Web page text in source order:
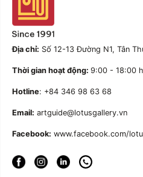
Địa chỉ: Số 12-13 Đường N1, Tân
Thời gian hoạt động: 9:00 - 18:00
Hotline: +84 346 98 63 68
Email: artguide@lotusgallery.vn
Facebook: www.facebook.com/